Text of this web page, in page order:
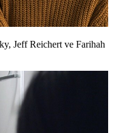
Jeff Reichert ve Farihah